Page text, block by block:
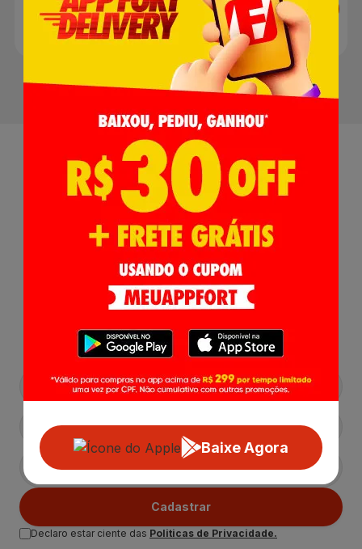
Adicionar Adicionar
Baixe Agora
Receba nossasNovidades
Lançamentos e Promoções!
Cadastrar
Declaro estar ciente das Politicas de Privacidade.